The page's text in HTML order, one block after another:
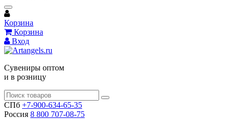
Корзина
Корзина
Вход
Сувениры оптом
и в розницу
СПб +7-900-634-65-35
Россия 8 800 707-08-75